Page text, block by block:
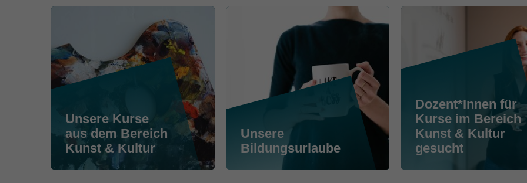
Unsere Kurse
aus dem Bereich
Kunst & Kultur
Unsere
Bildungsurlaube
Dozent*Innen für
Kurse im Bereich
Kunst & Kultur
gesucht